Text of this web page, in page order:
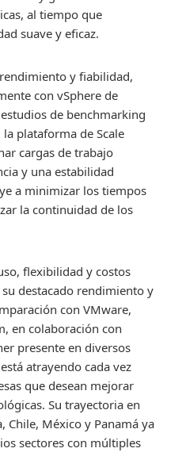
al tiempo que
suave y eficaz.
y fiabilidad,
con vSphere de
de benchmarking
plataforma de Scale
cargas de trabajo
y una estabilidad
a minimizar los tiempos
la continuidad de los
flexibilidad y costos
destacado rendimiento y
con VMware,
en colaboración con
presente en diversos
atrayendo cada vez
que desean mejorar
Su trayectoria en
Chile, México y Panamá ya
sectores con múltiples